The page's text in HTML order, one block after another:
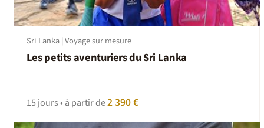
Sri Lanka | Voyage sur mesure
Les petits aventuriers du Sri Lanka
15 jours • à partir de2 390 €